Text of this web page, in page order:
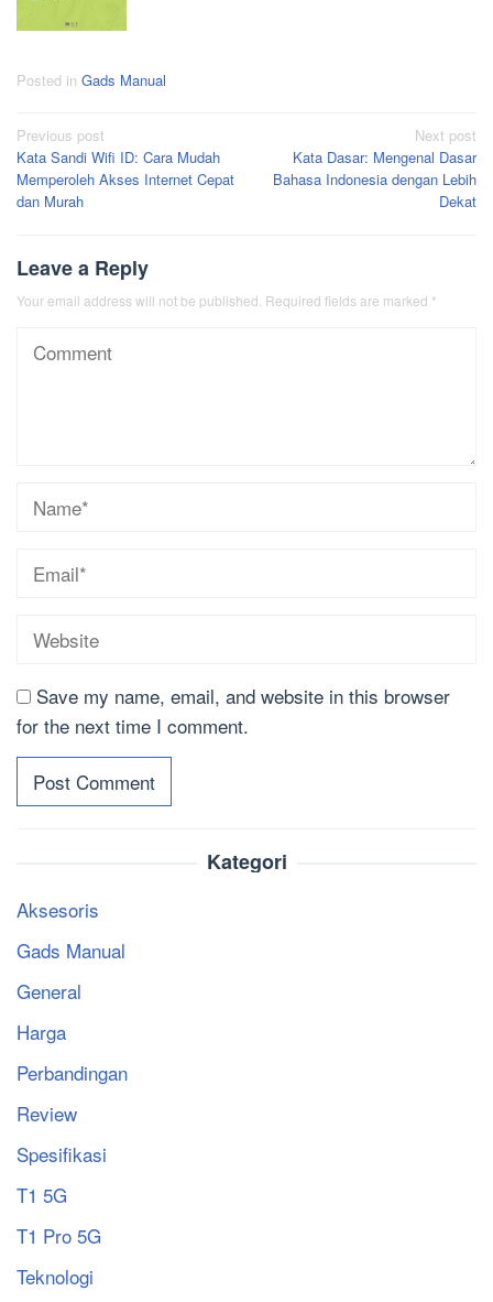
Posted in Gads Manual
Post
navigation
Previous post
Kata Sandi Wifi ID: Cara Mudah
Memperoleh Akses Internet Cepat
dan Murah
Next post
Kata Dasar: Mengenal Dasar
Bahasa Indonesia dengan Lebih
Dekat
Leave a Reply
Your email address will not be published. Required fields are marked *
Save my name, email, and website in this browser
for the next time I comment.
Kategori
Aksesoris
Gads Manual
General
Harga
Perbandingan
Review
Spesifikasi
T1 5G
T1 Pro 5G
Teknologi